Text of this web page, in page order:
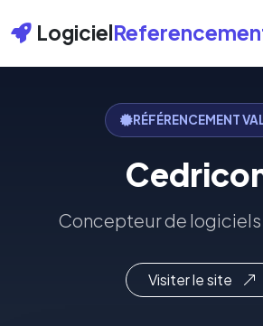
Logiciel
RÉFÉRENCEMENT
Concepteur de
Visiter le site